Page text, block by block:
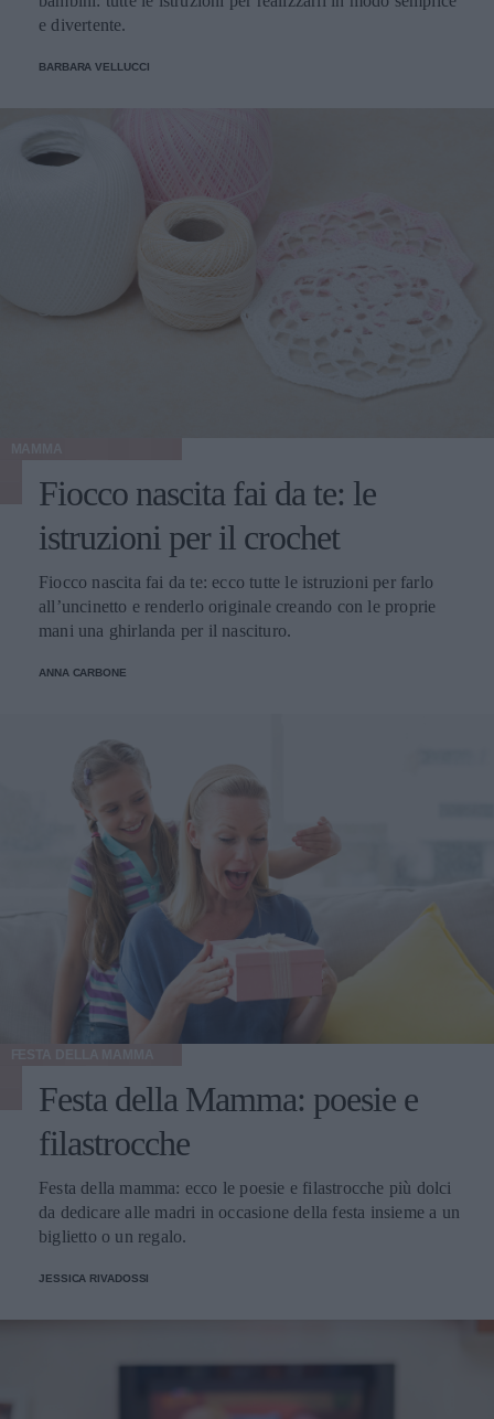
e divertente.
BARBARA VELLUCCI
Fiocco nascita fai da te: le
istruzioni per il crochet
Fiocco nascita fai da te: ecco tutte le istruzioni per farlo
all’uncinetto e renderlo originale creando con le proprie
mani una ghirlanda per il nascituro.
ANNA CARBONE
Festa della Mamma: poesie e
filastrocche
Festa della mamma: ecco le poesie e filastrocche più dolci
da dedicare alle madri in occasione della festa insieme a un
biglietto o un regalo.
JESSICA RIVADOSSI